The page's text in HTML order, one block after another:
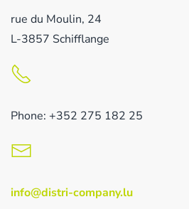
rue du Moulin, 24
L-3857 Schifflange
Phone: +352 275 182 25
info@distri-company.lu